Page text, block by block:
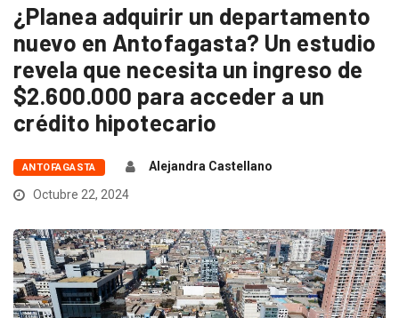
¿Planea adquirir un departamento
nuevo en Antofagasta? Un estudio
revela que necesita un ingreso de
$2.600.000 para acceder a un
crédito hipotecario
ANTOFAGASTA
Alejandra Castellano
Octubre 22, 2024